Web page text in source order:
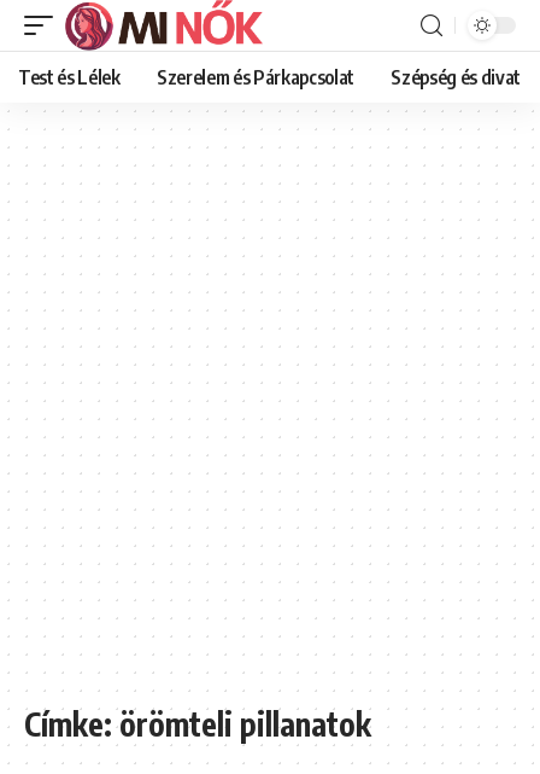
Test és Lélek Szerelem és Párkapcsolat Szépség és divat
Címke:örömteli pillanatok